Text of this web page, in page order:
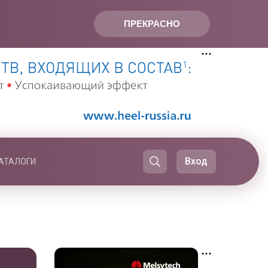
ПРЕКРАСНО
Вход